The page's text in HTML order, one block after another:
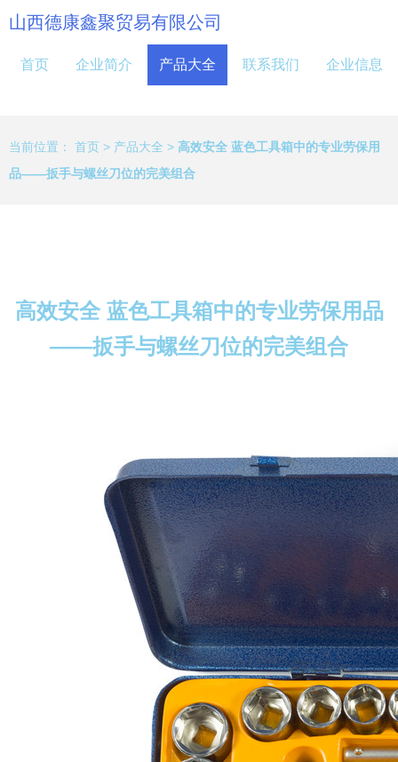
山西德康鑫聚贸易有限公司
首页 企业简介 产品大全 联系我们 企业信息
当前位置： 首页 > 产品大全 > 高效安全 蓝色工具箱中的专业劳保用
品——扳手与螺丝刀位的完美组合
高效安全 蓝色工具箱中的专业劳保用品
——扳手与螺丝刀位的完美组合